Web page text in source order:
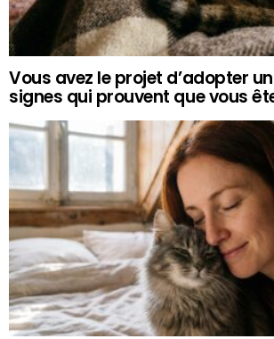
Vous avez le projet d’adopter
signes qui prouvent que vous